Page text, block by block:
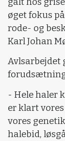
øget fokus
rode- og
Karl Johan
Avlsarbejdet
- Hele haler
er klart
vores
halebid,